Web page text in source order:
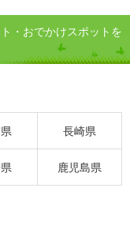
・おでかけスポットを
長崎県
鹿児島県